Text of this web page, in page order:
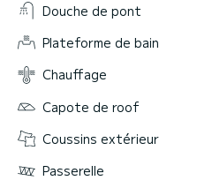
Douche de pont
Plateforme de bain
Chauffage
Capote de roof
Coussins extérieur
Passerelle